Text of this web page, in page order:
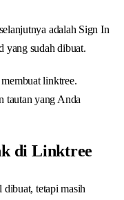
adalah Sign In
yang sudah dibuat.
linktree.
tautan yang Anda
di Linktree
tetapi masih